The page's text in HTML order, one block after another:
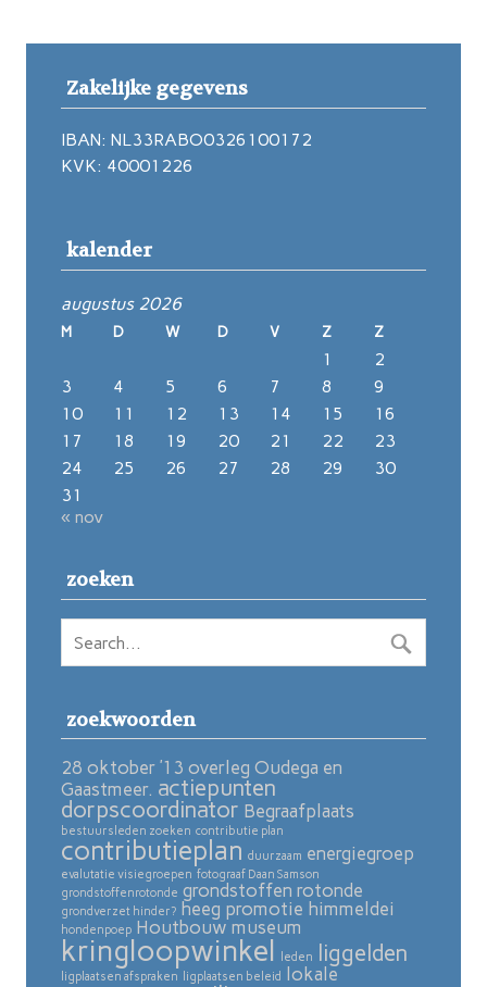
Zakelijke gegevens
IBAN: NL33RABO0326100172
KVK: 40001226
kalender
augustus 2026
M D W D V Z Z
1
2
3
4 5 6 7 8
9
10
11 12 13 14 15
16
17
18 19 20 21 22
23
24
25 26 27 28 29
30
31
« nov
zoeken
zoekwoorden
28 oktober ’13 overleg Oudega en
Gaastmeer. actiepunten
dorpscoordinator Begraafplaats
bestuursleden zoeken contributie plan
contributieplan duurzaam energiegroep
evalutatie visiegroepen fotograaf Daan Samson
grondstoffenrotonde grondstoffen rotonde
grondverzet hinder? heeg promotie himmeldei
hondenpoep Houtbouw museum
kringloopwinkel leden liggelden
ligplaatsen afspraken ligplaatsen beleid lokale